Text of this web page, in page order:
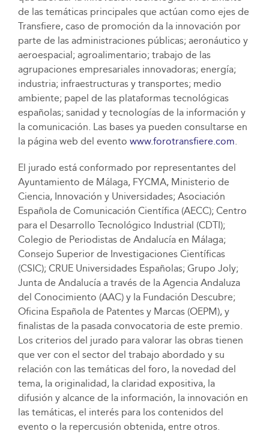
de las temáticas principales que actúan como ejes de
Transfiere, caso de promoción da la innovación por
parte de las administraciones públicas; aeronáutico y
aeroespacial; agroalimentario; trabajo de las
agrupaciones empresariales innovadoras; energía;
industria; infraestructuras y transportes; medio
ambiente; papel de las plataformas tecnológicas
españolas; sanidad y tecnologías de la información y
la comunicación. Las bases ya pueden consultarse en
la página web del evento www.forotransfiere.com
El jurado está conformado por representantes del
Ayuntamiento de Málaga, FYCMA, Ministerio de
Ciencia, Innovación y Universidades; Asociación
Española de Comunicación Científica (AECC); Centro
para el Desarrollo Tecnológico Industrial (CDTI);
Colegio de Periodistas de Andalucía en Málaga;
Consejo Superior de Investigaciones Científicas
(CSIC); CRUE Universidades Españolas; Grupo Joly;
Junta de Andalucía a través de la Agencia Andaluza
del Conocimiento (AAC) y la Fundación Descubre;
Oficina Española de Patentes y Marcas (OEPM), y
finalistas de la pasada convocatoria de este premio.
Los criterios del jurado para valorar las obras tienen
que ver con el sector del trabajo abordado y su
relación con las temáticas del foro, la novedad del
tema, la originalidad, la claridad expositiva, la
difusión y alcance de la información, la innovación en
las temáticas, el interés para los contenidos del
evento o la repercusión obtenida, entre otros.